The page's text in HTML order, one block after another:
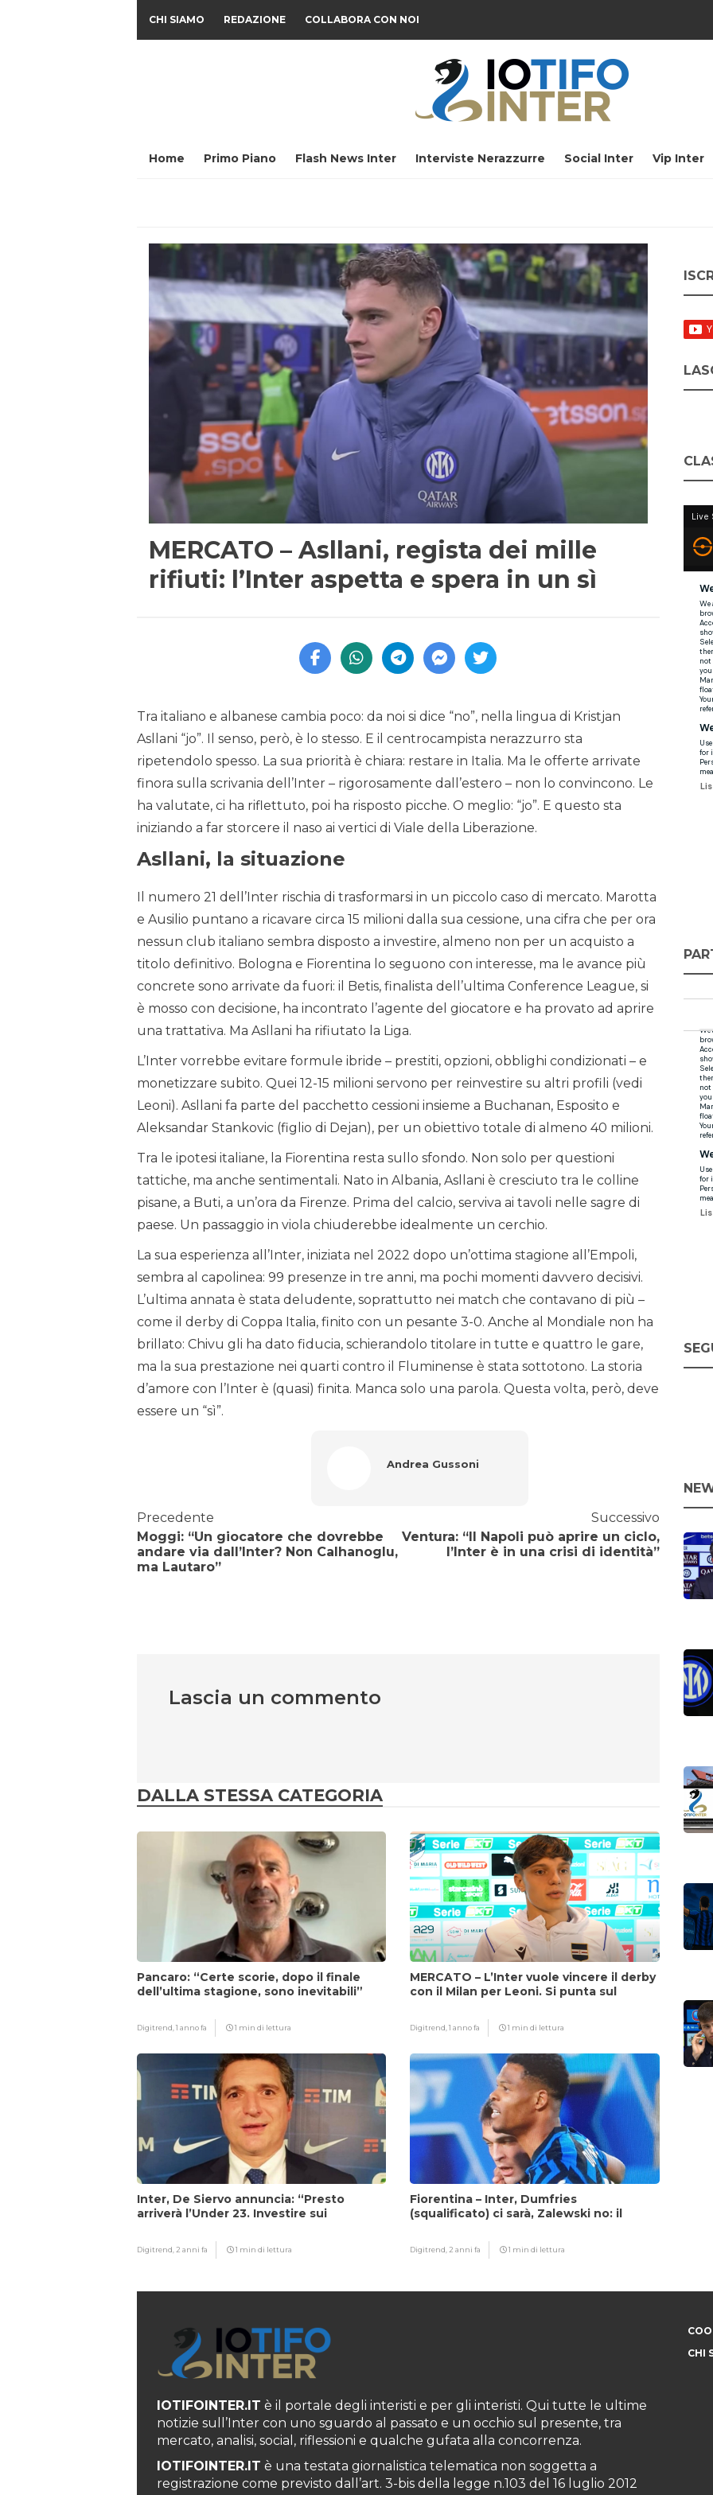
CHI SIAMO REDAZIONE COLLABORA CON NOI
Home Primo Piano Flash News Inter Interviste Nerazzurre Social Inter Vip Inter
MERCATO – Asllani, regista dei mille
rifiuti: l’Inter aspetta e spera in un sì
Tra italiano e albanese cambia poco: da noi si dice “no”, nella lingua di Kristjan
Asllani “jo”. Il senso, però, è lo stesso. E il centrocampista nerazzurro sta
ripetendolo spesso. La sua priorità è chiara: restare in Italia. Ma le offerte arrivate
finora sulla scrivania dell’Inter – rigorosamente dall’estero – non lo convincono. Le
ha valutate, ci ha riflettuto, poi ha risposto picche. O meglio: “jo”. E questo sta
iniziando a far storcere il naso ai vertici di Viale della Liberazione.
Asllani, la situazione
Il numero 21 dell’Inter rischia di trasformarsi in un piccolo caso di mercato. Marotta
e Ausilio puntano a ricavare circa 15 milioni dalla sua cessione, una cifra che per ora
nessun club italiano sembra disposto a investire, almeno non per un acquisto a
titolo definitivo. Bologna e Fiorentina lo seguono con interesse, ma le avance più
concrete sono arrivate da fuori: il Betis, finalista dell’ultima Conference League, si
è mosso con decisione, ha incontrato l’agente del giocatore e ha provato ad aprire
una trattativa. Ma Asllani ha rifiutato la Liga.
L’Inter vorrebbe evitare formule ibride – prestiti, opzioni, obblighi condizionati – e
monetizzare subito. Quei 12-15 milioni servono per reinvestire su altri profili (vedi
Leoni). Asllani fa parte del pacchetto cessioni insieme a Buchanan, Esposito e
Aleksandar Stankovic (figlio di Dejan), per un obiettivo totale di almeno 40 milioni.
Tra le ipotesi italiane, la Fiorentina resta sullo sfondo. Non solo per questioni
tattiche, ma anche sentimentali. Nato in Albania, Asllani è cresciuto tra le colline
pisane, a Buti, a un’ora da Firenze. Prima del calcio, serviva ai tavoli nelle sagre di
paese. Un passaggio in viola chiuderebbe idealmente un cerchio.
La sua esperienza all’Inter, iniziata nel 2022 dopo un’ottima stagione all’Empoli,
sembra al capolinea: 99 presenze in tre anni, ma pochi momenti davvero decisivi.
L’ultima annata è stata deludente, soprattutto nei match che contavano di più –
come il derby di Coppa Italia, finito con un pesante 3-0. Anche al Mondiale non ha
brillato: Chivu gli ha dato fiducia, schierandolo titolare in tutte e quattro le gare,
ma la sua prestazione nei quarti contro il Fluminense è stata sottotono. La storia
d’amore con l’Inter è (quasi) finita. Manca solo una parola. Questa volta, però, deve
essere un “sì”.
Andrea Gussoni
Precedente
Moggi: “Un giocatore che dovrebbe
andare via dall’Inter? Non Calhanoglu,
ma Lautaro”
Successivo
Ventura: “Il Napoli può aprire un ciclo,
l’Inter è in una crisi di identità”
Lascia un commento
DALLA STESSA CATEGORIA
Pancaro: “Certe scorie, dopo il finale
dell’ultima stagione, sono inevitabili”
Digitrend,1 anno fa 1 min di lettura
MERCATO – L’Inter vuole vincere il derby
con il Milan per Leoni. Si punta sul
Digitrend,1 anno fa 1 min di lettura
Inter, De Siervo annuncia: “Presto
arriverà l’Under 23. Investire sui
Digitrend,2 anni fa 1 min di lettura
Fiorentina – Inter, Dumfries
(squalificato) ci sarà, Zalewski no: il
Digitrend,2 anni fa 1 min di lettura
IOTIFOINTER.IT è il portale degli interisti e per gli interisti. Qui tutte le ultime
notizie sull’Inter con uno sguardo al passato e un occhio sul presente, tra
mercato, analisi, social, riflessioni e qualche gufata alla concorrenza.
IOTIFOINTER.IT è una testata giornalistica telematica non soggetta a
registrazione come previsto dall’art. 3-bis della legge n.103 del 16 luglio 2012
CHI